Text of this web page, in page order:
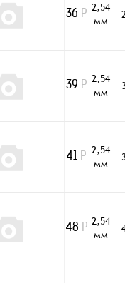
36 Р
2,54
мм
39 Р
2,54
мм
41 Р
2,54
мм
48 Р
2,54
мм